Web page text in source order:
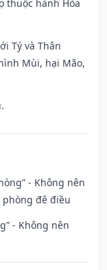
thuộc hành Hỏa
Tý và Thân
Mùi, hại Mão,
- Không nên
đê điều
- Không nên